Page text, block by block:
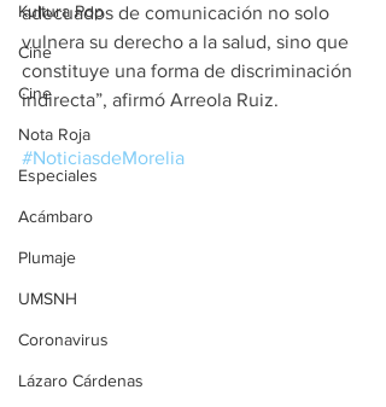
Kultura Pop
Cine
Cine
Nota Roja
Especiales
Acámbaro
Plumaje
UMSNH
Coronavirus
Lázaro Cárdenas
adecuados de comunicación no solo
vulnera su derecho a la salud, sino que
constituye una forma de discriminación
indirecta”, afirmó Arreola Ruiz.
#NoticiasdeMorelia